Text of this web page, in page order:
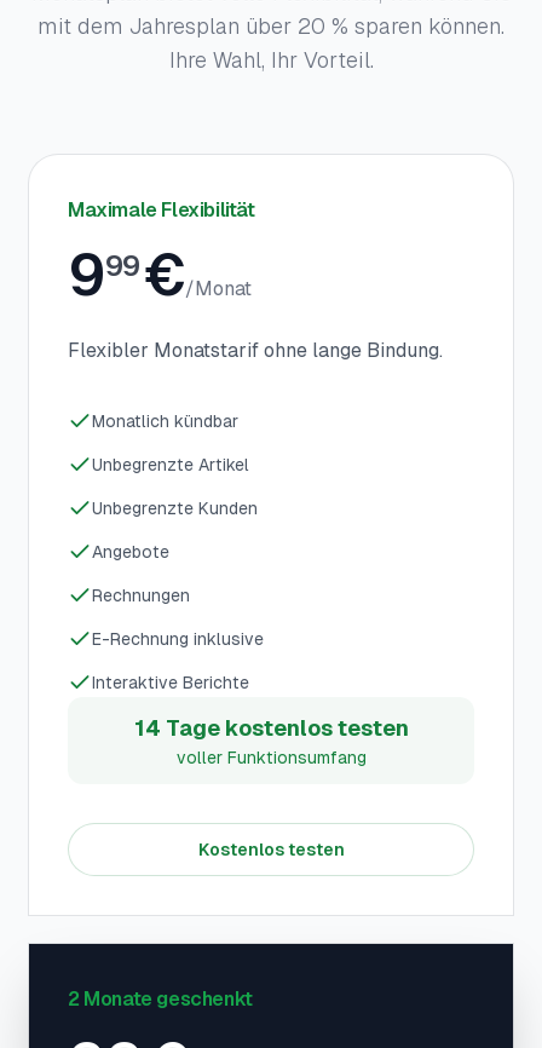
mit dem Jahresplan über 20 % sparen können.
Ihre Wahl, Ihr Vorteil.
Maximale Flexibilität
999 €/Monat
Flexibler Monatstarif ohne lange Bindung.
Monatlich kündbar
Unbegrenzte Artikel
Unbegrenzte Kunden
Angebote
Rechnungen
E-Rechnung inklusive
Interaktive Berichte
14 Tage kostenlos testen
voller Funktionsumfang
Kostenlos testen
2 Monate geschenkt